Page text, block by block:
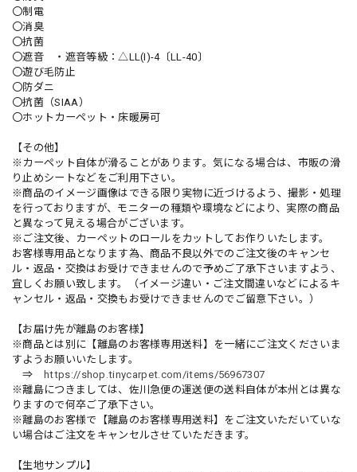
〇制電
〇消臭
〇抗菌
〇遮音 ・遮音等級：△LL(I)-4〔LL-40〕
〇遊び毛防止
〇防ダニ
〇抗菌（SIAA）
〇ホットカーペット・床暖房可
【その他】
※カーペット自体が滑ることがあります。気になる場合は、市販の滑
り止めシートなどをご利用下さい。
※商品のイメージ画像はできる限り実物に近づけるよう、撮影・処理
を行っておりますが、モニターの種類や環境などにより、実際の商品
と異なって見える場合がございます。
※ご注文後、カーペットのロールをカットしてお作りいたします。
お客様専用品となります為、商品不良以外でのご注文後のキャンセ
ル・返品・交換はお受けできませんので予めご了承下さいますよう、
宜しくお願い致します。（イメージ違い・ご注文間違いなどによるキ
ャンセル・返品・交換もお受けできませんのでご留意下さい。）
【お届け先が離島のお客様】
※商品とは別に【離島のお客様専用送料】を一緒にご注文くださいま
すようお願いいたします。
⇒
https://shop.tinycarpet.com/items/56967307
※離島につきましては、佐川急便の運送便の送料自体が本州とは異な
りますので何卒ご了承下さい。
※離島のお客様で【離島のお客様専用送料】をご注文いただいていな
い場合はご注文をキャンセルさせていただきます。
【生地サンプル】